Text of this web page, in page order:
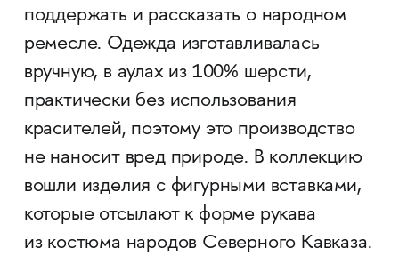
поддержать и рассказать о народном
ремесле. Одежда изготавливалась
вручную, в аулах из 100% шерсти,
практически без использования
красителей, поэтому это производство
не наносит вред природе. В коллекцию
вошли изделия с фигурными вставками,
которые отсылают к форме рукава
из костюма народов Северного Кавказа.